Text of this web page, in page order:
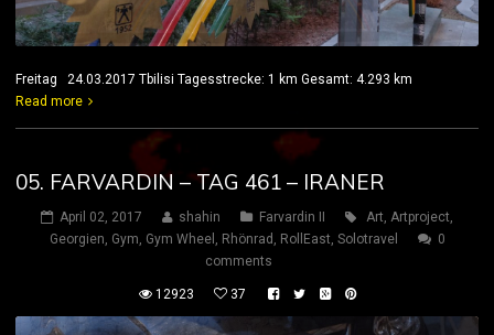
Freitag 24.03.2017 Tbilisi Tagesstrecke: 1 km Gesamt: 4.293 km
Read more
05. FARVARDIN – TAG 461 – IRANER
April 02, 2017 shahin Farvardin II Art, Artproject,
Georgien, Gym, Gym Wheel , Rhönrad , RollEast, Solotravel
0
comments
12923 37